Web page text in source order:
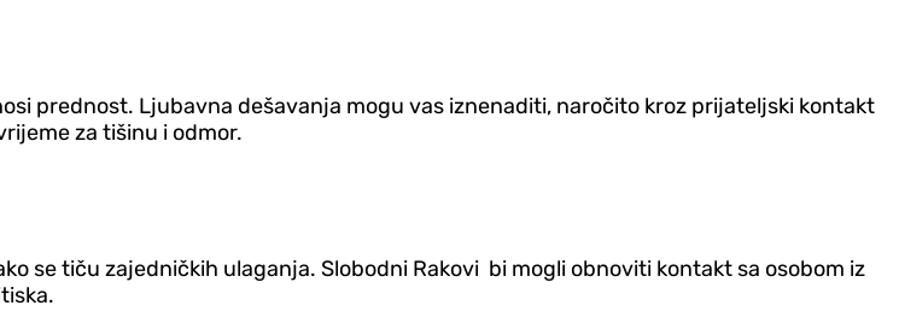
prednost. Ljubavna dešavanja mogu vas iznenaditi, naročito kroz prijateljski kontakt
za tišinu i odmor.
se tiču zajedničkih ulaganja. Slobodni Rakovi bi mogli obnoviti kontakt sa osobom iz